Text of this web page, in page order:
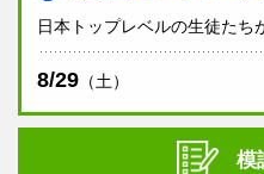
日本トップレベルの生徒たち
8/29 （土）
模